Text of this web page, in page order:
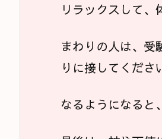
リラックスして、
まわりの人は、受
りに接してくださ
なるようになると